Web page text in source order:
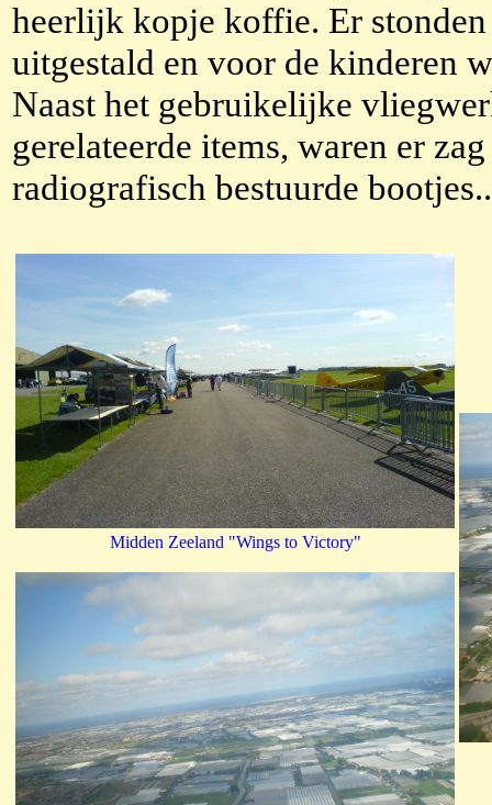
heerlijk kopje koffie. Er
uitgestald en voor de kinderen
Naast het gebruikelijke
gerelateerde items, waren er
radiografisch bestuurde
Midden Zeeland "Wings to Victory"